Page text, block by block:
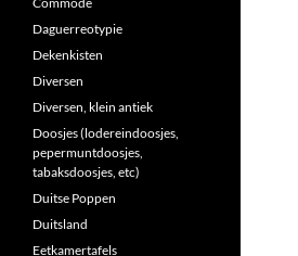
Daguerreotypie
Dekenkisten
Diversen
Diversen, klein antiek
Doosjes (lodereindoosjes,
pepermuntdoosjes,
tabaksdoosjes, etc)
Duitse Poppen
Duitsland
Eetkamertafels